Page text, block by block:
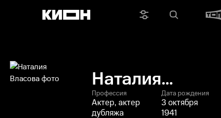
Наталия
Власова
Профессия
Актер, актер
дубляжа
Дата рождения
3 октября
1941